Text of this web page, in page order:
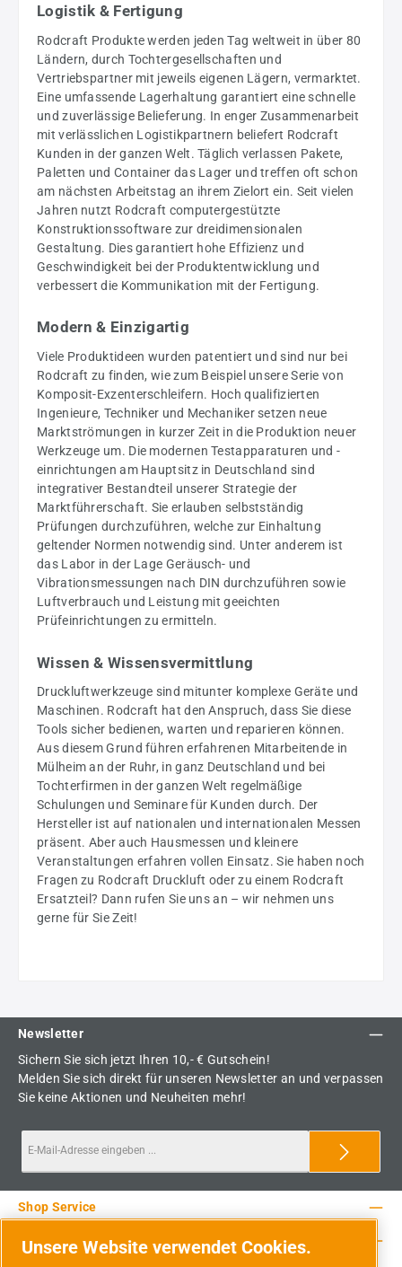
Logistik & Fertigung
Rodcraft Produkte werden jeden Tag weltweit in über 80
Ländern, durch Tochtergesellschaften und
Vertriebspartner mit jeweils eigenen Lägern, vermarktet.
Eine umfassende Lagerhaltung garantiert eine schnelle
und zuverlässige Belieferung. In enger Zusammenarbeit
mit verlässlichen Logistikpartnern beliefert Rodcraft
Kunden in der ganzen Welt. Täglich verlassen Pakete,
Paletten und Container das Lager und treffen oft schon
am nächsten Arbeitstag an ihrem Zielort ein. Seit vielen
Jahren nutzt Rodcraft computergestützte
Konstruktionssoftware zur dreidimensionalen
Gestaltung. Dies garantiert hohe Effizienz und
Geschwindigkeit bei der Produktentwicklung und
verbessert die Kommunikation mit der Fertigung.
Modern & Einzigartig
Viele Produktideen wurden patentiert und sind nur bei
Rodcraft zu finden, wie zum Beispiel unsere Serie von
Komposit-Exzenterschleifern. Hoch qualifizierten
Ingenieure, Techniker und Mechaniker setzen neue
Marktströmungen in kurzer Zeit in die Produktion neuer
Werkzeuge um. Die modernen Testapparaturen und -
einrichtungen am Hauptsitz in Deutschland sind
integrativer Bestandteil unserer Strategie der
Marktführerschaft. Sie erlauben selbstständig
Prüfungen durchzuführen, welche zur Einhaltung
geltender Normen notwendig sind. Unter anderem ist
das Labor in der Lage Geräusch- und
Vibrationsmessungen nach DIN durchzuführen sowie
Luftverbrauch und Leistung mit geeichten
Prüfeinrichtungen zu ermitteln.
Wissen & Wissensvermittlung
Druckluftwerkzeuge sind mitunter komplexe Geräte und
Maschinen. Rodcraft hat den Anspruch, dass Sie diese
Tools sicher bedienen, warten und reparieren können.
Aus diesem Grund führen erfahrenen Mitarbeitende in
Mülheim an der Ruhr, in ganz Deutschland und bei
Tochterfirmen in der ganzen Welt regelmäßige
Schulungen und Seminare für Kunden durch. Der
Hersteller ist auf nationalen und internationalen Messen
präsent. Aber auch Hausmessen und kleinere
Veranstaltungen erfahren vollen Einsatz. Sie haben noch
Fragen zu Rodcraft Druckluft oder zu einem Rodcraft
Ersatzteil? Dann rufen Sie uns an – wir nehmen uns
gerne für Sie Zeit!
Newsletter
Sichern Sie sich jetzt Ihren 10,- € Gutschein!
Melden Sie sich direkt für unseren Newsletter an und verpassen
Sie keine Aktionen und Neuheiten mehr!
Shop Service
Rechtliche Hinweise
Unsere Website verwendet Cookies.